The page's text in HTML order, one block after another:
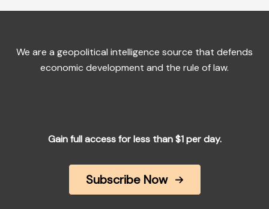
We are a geopolitical intelligence source that defends
economic development and the rule of law.
Gain full access for less than $1 per day.
Subscribe Now